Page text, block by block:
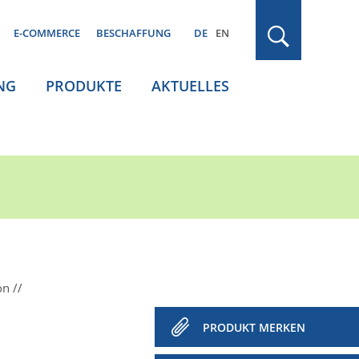
E-COMMERCE BESCHAFFUNG DE EN
PRODUKTE AKTUELLES
PRODUKT MERKEN